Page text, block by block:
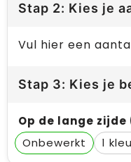
Stap 2: Kies je
Vul hier een
Stap 3: Kies je
Op de lange zijde
Onbewerkt
1